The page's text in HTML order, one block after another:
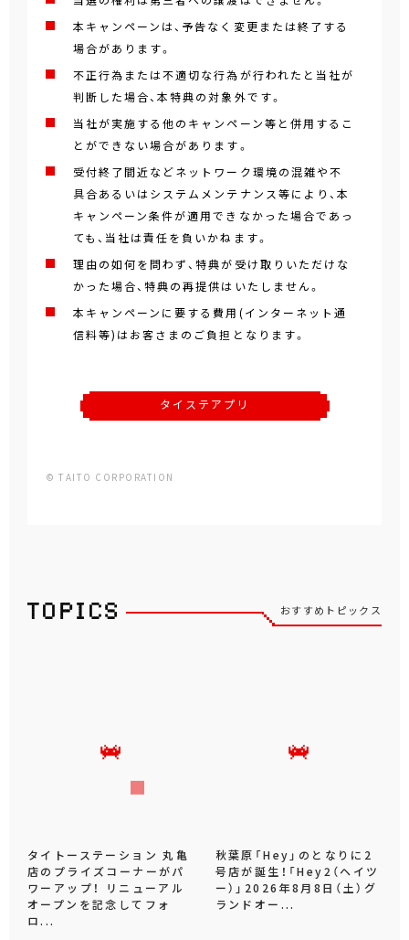
本キャンペーンは、予告なく変更または終了する
場合があります。
不正行為または不適切な行為が行われたと当社が
判断した場合、本特典の対象外です。
当社が実施する他のキャンペーン等と併用するこ
とができない場合があります。
受付終了間近などネットワーク環境の混雑や不
具合あるいはシステムメンテナンス等により、本
キャンペーン条件が適用できなかった場合であっ
ても、当社は責任を負いかねます。
理由の如何を問わず、特典が受け取りいただけな
かった場合、特典の再提供はいたしません。
本キャンペーンに要する費用(インターネット通
信料等)はお客さまのご負担となります。
タイステアプリ
© TAITO CORPORATION
おすすめトピックス
タイトーステーション 丸亀
店のプライズコーナーがパ
ワーアップ！ リニューアル
オープンを記念してフォ
ロ...
秋葉原「Hey」のとなりに2
号店が誕生！「Hey2（ヘイツ
ー）」2026年8月8日（土）グ
ランドオー...